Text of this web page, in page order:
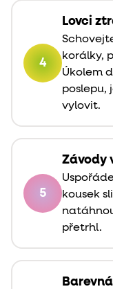
4
Lovci
korálky,
Úkolem
poslepu,
vylovit.
5
Závody
kousek
přetrhl.